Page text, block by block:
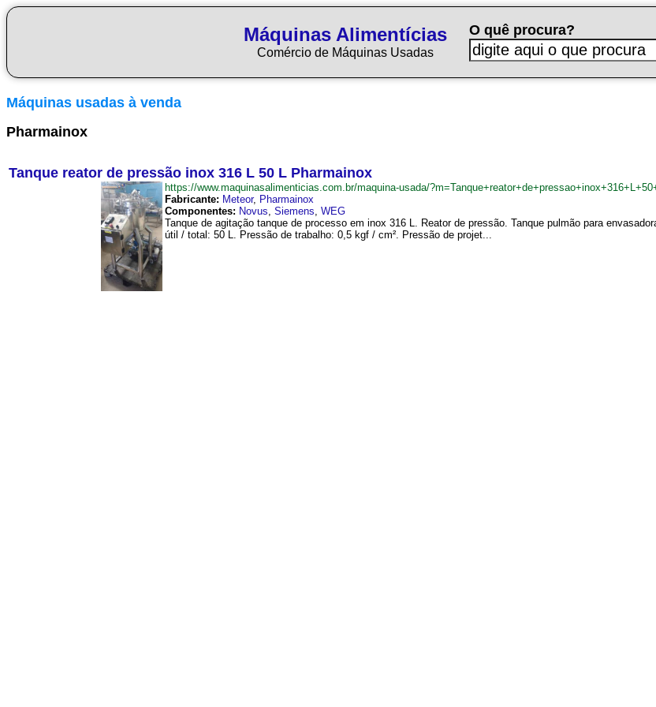
Máquinas Alimentícias
Comércio de Máquinas Usadas
O quê procura?
Máquinas usadas à venda
Pharmainox
Tanque reator de pressão inox 316 L 50 L Pharmainox
https://www.maquinasalimenticias.com.br/maquina-usada/
Fabricante: Meteor, Pharmainox
Componentes: Novus, Siemens, WEG
Tanque de agitação tanque de processo em inox 316 L. Reator de pressão. Tanque pulmão para
útil / total: 50 L. Pressão de trabalho: 0,5 kgf / cm². Pressão de projet...